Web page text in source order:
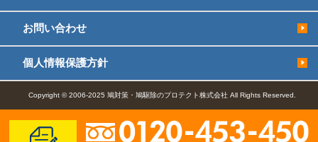
お問い合わせ
個人情報保護方針
Copyright © 2006-2025 鳩対策・鳩駆除のプロテクト株式会社 All Rights Reserved.